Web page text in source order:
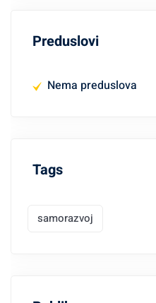
Preduslovi
Nema preduslova
Tags
samorazvoj